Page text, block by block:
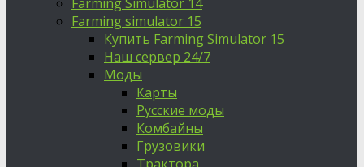
Farming simulator 15
Купить Farming Simulator 15
Наш сервер 24/7
Моды
Карты
Русские моды
Комбайны
Грузовики